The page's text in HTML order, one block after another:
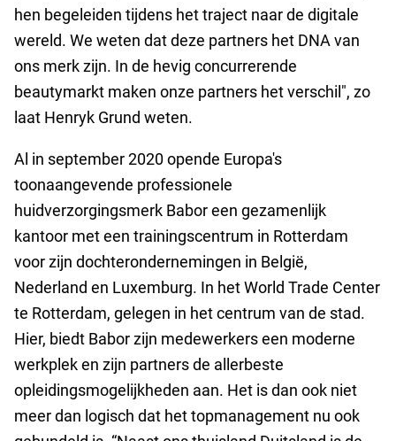
hen begeleiden tijdens het traject naar de digitale
wereld. We weten dat deze partners het DNA van
ons merk zijn. In de hevig concurrerende
beautymarkt maken onze partners het verschil", zo
laat Henryk Grund weten.
Al in september 2020 opende Europa's
toonaangevende professionele
huidverzorgingsmerk Babor een gezamenlijk
kantoor met een trainingscentrum in Rotterdam
voor zijn dochterondernemingen in België,
Nederland en Luxemburg. In het World Trade Center
te Rotterdam, gelegen in het centrum van de stad.
Hier, biedt Babor zijn medewerkers een moderne
werkplek en zijn partners de allerbeste
opleidingsmogelijkheden aan. Het is dan ook niet
meer dan logisch dat het topmanagement nu ook